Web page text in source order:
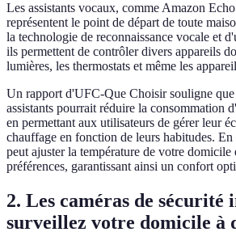
Les assistants vocaux, comme Amazon
représentent le point de départ de toute
la technologie de reconnaissance vocale et
ils permettent de contrôler divers appareils
lumières, les thermostats et même les
Un rapport d'UFC-Que Choisir souligne
assistants pourrait réduire la consommation
en permettant aux utilisateurs de gérer leur
chauffage en fonction de leurs habitudes.
peut ajuster la température de votre
préférences, garantissant ainsi un confort
2. Les caméras de sécurité
surveillez votre domicile à